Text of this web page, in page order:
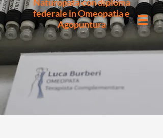
federale in Omeopatia e
Agopuntura